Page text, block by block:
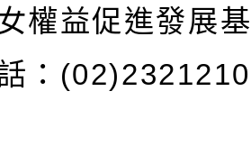
權益促進發展
：